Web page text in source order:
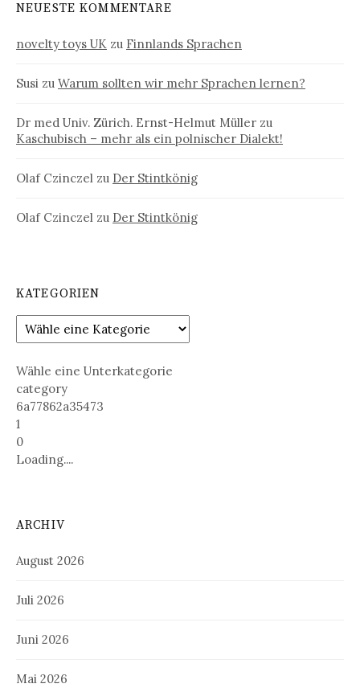
NEUESTE KOMMENTARE
novelty toys UK zu Finnlands Sprachen
Susi zu Warum sollten wir mehr Sprachen lernen?
Dr med Univ. Zürich. Ernst-Helmut Müller zu
Kaschubisch – mehr als ein polnischer Dialekt!
Olaf Czinczel zu Der Stintkönig
Olaf Czinczel zu Der Stintkönig
KATEGORIEN
Wähle eine Unterkategorie
category
6a77862a35473
1
0
Loading....
ARCHIV
August 2026
Juli 2026
Juni 2026
Mai 2026